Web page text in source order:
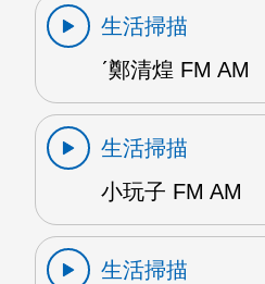
生活掃描
ˊ鄭清煌 FM AM
生活掃描
小玩子 FM AM
生活掃描